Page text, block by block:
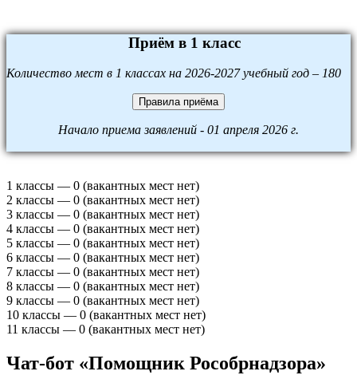
Приём в 1 класс
Количество мест в 1 классах на 2026-2027 учебный год – 180
Правила приёма
Начало приема заявлений - 01 апреля 2026 г.
1 классы — 0 (вакантных мест нет)
2 классы — 0 (вакантных мест нет)
3 классы — 0 (вакантных мест нет)
4 классы — 0 (вакантных мест нет)
5 классы — 0 (вакантных мест нет)
6 классы — 0 (вакантных мест нет)
7 классы — 0 (вакантных мест нет)
8 классы — 0 (вакантных мест нет)
9 классы — 0 (вакантных мест нет)
10 классы — 0 (вакантных мест нет)
11 классы — 0 (вакантных мест нет)
Чат-бот «Помощник Рособрнадзора»